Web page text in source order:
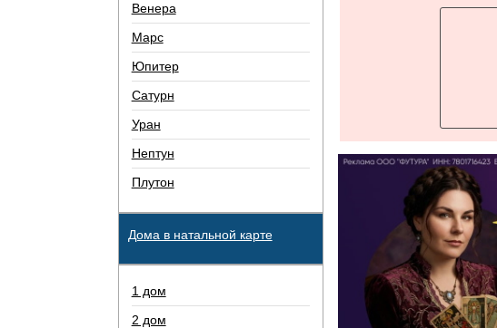
Венера
Марс
Юпитер
Сатурн
Уран
Нептун
Плутон
Дома в натальной карте
1 дом
2 дом